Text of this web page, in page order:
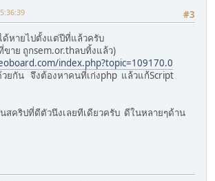
#3
หายไปตั้งแต่ปีที่แล้วครับ
าย ถูกsem.or.thลบทิ้งแล้ว)
index.php?topic=109170.0
ยกัน จึงต้องหาคนที่เก่งphp แล้วแก้Script
สคริปที่ดีตัวนึงเลยทีเดียวครับ ดีในหลายๆด้าน